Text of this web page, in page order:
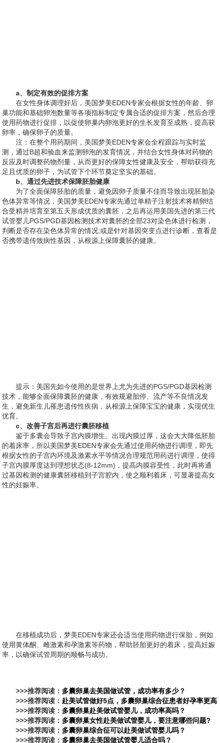
a、制定有效的促排方案
在女性身体调理好后，美国梦美EDEN专家会根据女性的年龄、卵
巢功能和基础卵泡数量等各项指标制定专属合适的促排方案，然后合理
使用药物进行促排，以促使卵巢内卵泡更好的生长发育至成熟，提高获
卵率，确保卵子的质量。
注：在整个用药期间，美国梦美EDEN专家会全程跟踪与实时监
测，通过B超和验血来监测卵泡的发育情况，并结合女性身体对药物的
反应及时调整药物剂量，从而更好的保障女性健康及安全，帮助获得充
足且优质的卵子，为试管下个环节奠定坚实的基础。
b、通过先进技术保障胚胎健康
为了全面保障胚胎的质量，避免因卵子质量不佳而导致出现胚胎染
色体异常等情况，美国梦美EDEN专家先通过单精子注射技术将精卵结
合受精并培育至第五天形成优质的囊胚，之后再运用美国先进的第三代
试管婴儿PGS/PGD基因检测技术对囊胚的全部23对染色体进行检测，
判断是否存在染色体异常的情况;或是针对基因突变点进行诊断，查看是
否携带遗传致病性基因，从根源上保障囊胚的健康。
提示：美国先如今使用的是世界上尤为先进的PGS/PGD基因检测
技术，能够全面保障囊胚的健康，有效规避胎停、流产等不良情况发
生，避免新生儿罹患遗传性疾病，从根源上保障宝宝的健康，实现优生
优育。
c、改善子宫后再进行囊胚移植
鉴于多囊会导致子宫内膜增生、出现内膜过厚，这会大大降低胚胎
的着床率，所以美国梦美EDEN专家会先通过使用药物进行调理，即先
根据女性的子宫内环境及激素水平等情况合理规范用药进行调理，使得
子宫内膜厚度达到理想状态(8-12mm)，提高内膜容受性，此时再将通
过基因检测的健康囊胚移植到子宫腔内，使之顺利着床，可显著提高女
性的妊娠率。
在移植成功后，梦美EDEN专家还会适当使用药物进行保胎，例如
使用黄体酮、雌激素和孕激素等药物，帮助胚胎更好的着床，提高妊娠
率，以确保试管周期的顺畅与成功。
>>>推荐阅读： 多囊卵巢去美国做试管，成功率有多少？
>>>推荐阅读： 赴美试管做好5点，多囊卵巢综合征患者好孕率更高
>>>推荐阅读： 多囊卵巢赴美做试管婴儿，成功率高吗？
>>>推荐阅读： 多囊卵巢女性赴美做试管婴儿，要注意哪些问题?
>>>推荐阅读： 多囊卵巢综合征可以赴美做试管婴儿吗？
>>>推荐阅读： 多囊卵巢去美国做试管婴儿适合吗？